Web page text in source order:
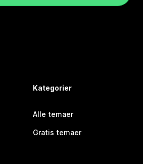
Kategorier
Alle temaer
Gratis temaer